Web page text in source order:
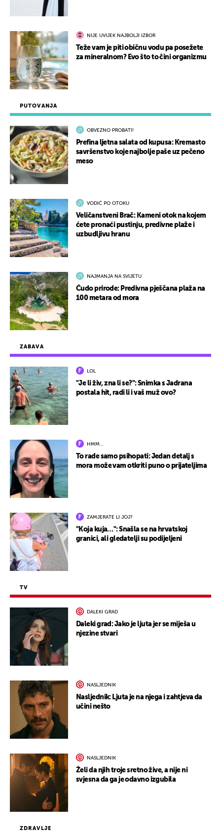
ZDRAVLJE
ZABAVA
LOL
"Je li živ, zna li se?": Snimka s Jadrana
postala hit, radi li i vaš muž ovo?
HMM…
To rade samo psihopati: Jedan detalj s
mora može vam otkriti puno o prijateljima
ZAMJERATE LI JOJ?
"Koja kuja…": Snašla se na hrvatskoj
granici, ali gledatelji su podijeljeni
TV
DALEKI GRAD
Daleki grad: Jako je ljuta jer se miješa u
njezine stvari
NASLJEDNIK
Nasljednik: Ljuta je na njega i zahtjeva da
učini nešto
NASLJEDNIK
Želi da njih troje sretno žive, a nije ni
svjesna da ga je odavno izgubila
PUTOVANJA
OBVEZNO PROBATI!
Prefina ljetna salata od kupusa: Kremasto
savršenstvo koje najbolje paše uz pečeno
meso
VODIČ PO OTOKU
Veličanstveni Brač: Kameni otok na kojem
ćete pronaći pustinju, predivne plaže i
uzbudljivu hranu
NAJMANJA NA SVIJETU
Čudo prirode: Predivna pješčana plaža na
100 metara od mora
NIJE UVIJEK NAJBOLJI IZBOR
Teže vam je piti običnu vodu pa posežete
za mineralnom? Evo što to čini organizmu